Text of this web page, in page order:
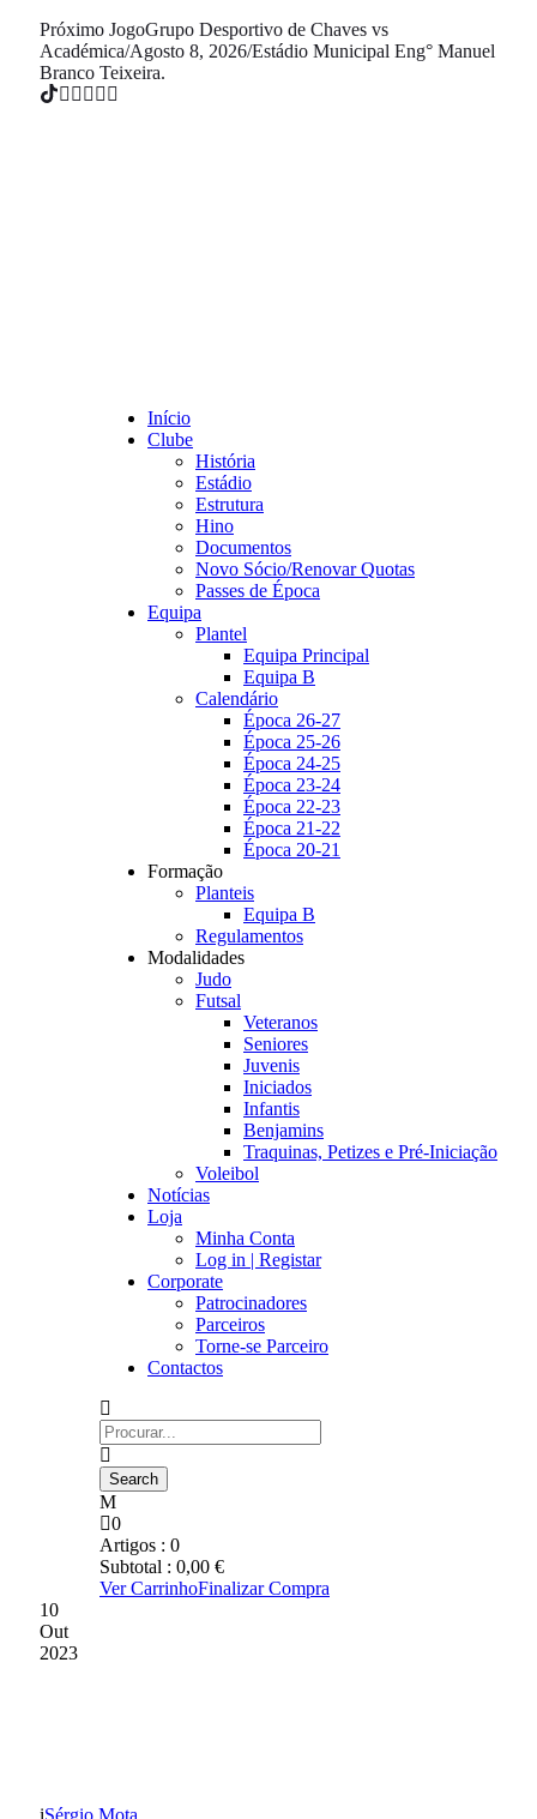
Próximo JogoGrupo Desportivo de Chaves vs
Académica/Agosto 8, 2026/Estádio Municipal Eng° Manuel
Branco Teixeira.
Início
Clube
História
Estádio
Estrutura
Hino
Documentos
Novo Sócio/Renovar Quotas
Passes de Época
Equipa
Plantel
Equipa Principal
Equipa B
Calendário
Época 26-27
Época 25-26
Época 24-25
Época 23-24
Época 22-23
Época 21-22
Época 20-21
Formação
Planteis
Equipa B
Regulamentos
Modalidades
Judo
Futsal
Veteranos
Seniores
Juvenis
Iniciados
Infantis
Benjamins
Traquinas, Petizes e Pré-Iniciação
Voleibol
Notícias
Loja
Minha Conta
Log in | Registar
Corporate
Patrocinadores
Parceiros
Torne-se Parceiro
Contactos
0
Artigos : 0
Subtotal : 0,00 €
Ver CarrinhoFinalizar Compra
10
Out
2023
Sérgio Mota